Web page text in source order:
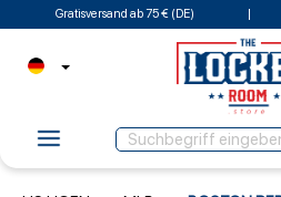
Gratisversand ab 75 € (DE)